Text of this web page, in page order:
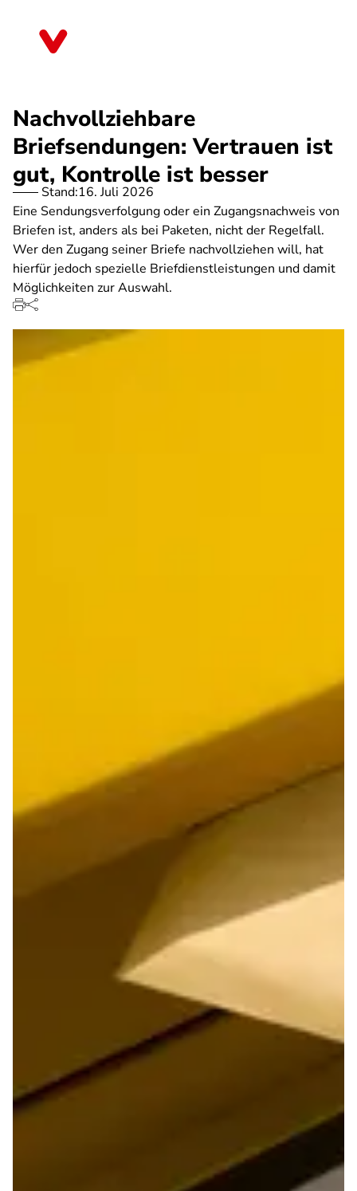
Nachvollziehbare
Briefsendungen: Vertrauen ist
gut, Kontrolle ist besser
Stand:16. Juli 2026
Eine Sendungsverfolgung oder ein Zugangsnachweis von
Briefen ist, anders als bei Paketen, nicht der Regelfall.
Wer den Zugang seiner Briefe nachvollziehen will, hat
hierfür jedoch spezielle Briefdienstleistungen und damit
Möglichkeiten zur Auswahl.